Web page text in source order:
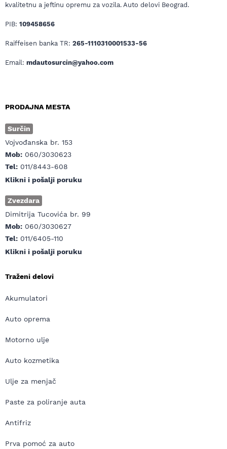
kvalitetnu a jeftinu opremu za vozila. Auto delovi Beograd.
PIB: 109458656
Raiffeisen banka TR: 265-1110310001533-56
Email: mdautosurcin@yahoo.com
PRODAJNA MESTA
Surčin
Vojvođanska br. 153
Mob: 060/3030623
Tel: 011/8443-608
Klikni i pošalji poruku
Zvezdara
Dimitrija Tucovića br. 99
Mob: 060/3030627
Tel: 011/6405-110
Klikni i pošalji poruku
Traženi delovi
Akumulatori
Auto oprema
Motorno ulje
Auto kozmetika
Ulje za menjač
Paste za poliranje auta
Antifriz
Prva pomoć za auto